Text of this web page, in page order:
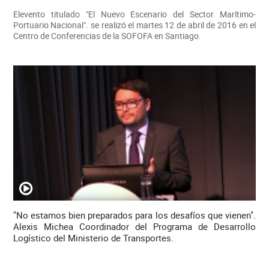
Elevento titulado "El Nuevo Escenario del Sector Marítimo-
Portuario Nacional". se realizó el martes 12 de abril de 2016 en el
Centro de Conferencias de la SOFOFA en Santiago.
"No estamos bien preparados para los desafíos que vienen".
Alexis Michea Coordinador del Programa de Desarrollo
Logístico del Ministerio de Transportes.